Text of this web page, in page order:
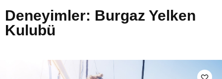
Deneyimler: Burgaz Yelken
Kulubü